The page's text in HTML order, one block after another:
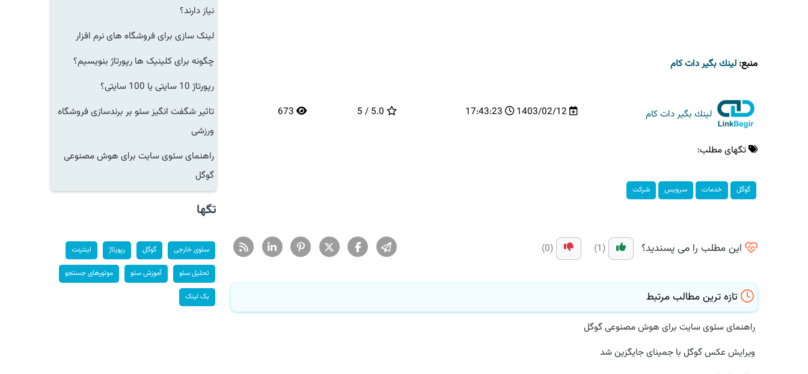
منبع:لینك بگیر دات كام
لینك بگیر دات كام 1403/02/12
17:43:23
5.0 / 5
673
تگهای مطلب:
گوگل خدمات سرویس شركت
این مطلب را می پسندید؟
تازه ترین مطالب مرتبط
راهنمای سئوی سایت برای هوش مصنوعی گوگل
ویرایش عکس گوگل با جمینای جایگزین شد
نیاز دارند؟
لینک سازی برای فروشگاه های نرم افزار
چگونه برای کلینیک ها رپورتاژ بنویسیم؟
رپورتاژ 10 سایتی یا 100 سایتی؟
تاثیر شگفت انگیز سئو بر برندسازی فروشگاه
ورزشی
راهنمای سئوی سایت برای هوش مصنوعی
گوگل
تگها
سئوی خارجی گوگل رپورتاژ اینترنت
تحلیل سئو آموزش سئو موتورهای جستجو
بک لینک